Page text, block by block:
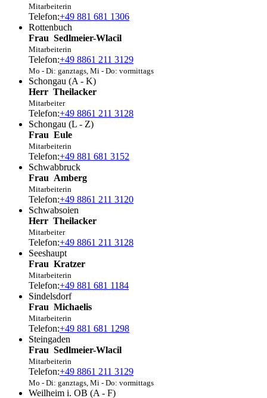
Mitarbeiterin
Telefon:+49 881 681 1306
Rottenbuch
Frau Sedlmeier-Wlacil
Mitarbeiterin
Telefon:+49 8861 211 3129
Mo - Di: ganztags, Mi - Do: vormittags
Schongau (A - K)
Herr Theilacker
Mitarbeiter
Telefon:+49 8861 211 3128
Schongau (L - Z)
Frau Eule
Mitarbeiterin
Telefon:+49 881 681 3152
Schwabbruck
Frau Amberg
Mitarbeiterin
Telefon:+49 8861 211 3120
Schwabsoien
Herr Theilacker
Mitarbeiter
Telefon:+49 8861 211 3128
Seeshaupt
Frau Kratzer
Mitarbeiterin
Telefon:+49 881 681 1184
Sindelsdorf
Frau Michaelis
Mitarbeiterin
Telefon:+49 881 681 1298
Steingaden
Frau Sedlmeier-Wlacil
Mitarbeiterin
Telefon:+49 8861 211 3129
Mo - Di: ganztags, Mi - Do: vormittags
Weilheim i. OB (A - F)